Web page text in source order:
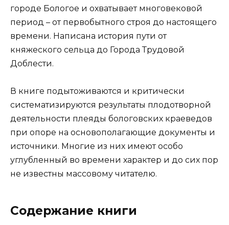
городе Бологое и охватывает многовековой
период – от первобытного строя до настоящего
времени. Написана история пути от
княжеского сельца до Города Трудовой
Доблести.
В книге подытоживаются и критически
систематизируются результаты плодотворной
деятельности плеяды бологовских краеведов
при опоре на основополагающие документы и
источники. Многие из них имеют особо
углубленный во времени характер и до сих пор
не известны массовому читателю.
Содержание книги